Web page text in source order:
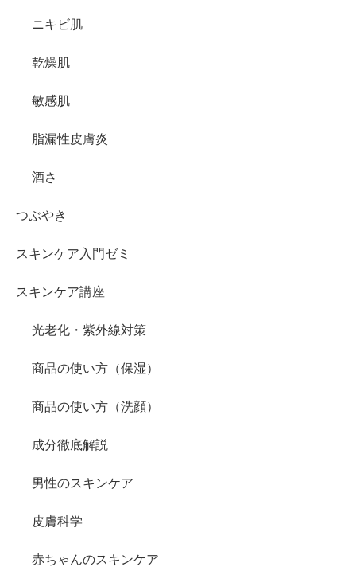
ニキビ肌
乾燥肌
敏感肌
脂漏性皮膚炎
酒さ
つぶやき
スキンケア入門ゼミ
スキンケア講座
光老化・紫外線対策
商品の使い方（保湿）
商品の使い方（洗顔）
成分徹底解説
男性のスキンケア
皮膚科学
赤ちゃんのスキンケア